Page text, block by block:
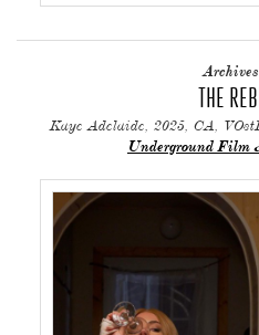
THE
Kaye Adelaide, 2025, CA,
Underground Film